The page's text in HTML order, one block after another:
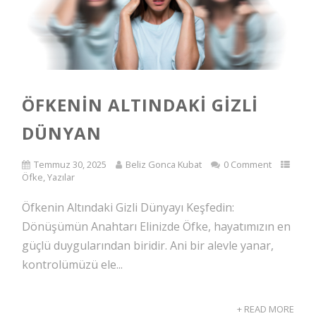
ÖFKENIN ALTINDAKI GIZLI
DÜNYAN
Temmuz 30, 2025 Beliz Gonca Kubat
0 Comment
Öfke,Yazılar
Öfkenin Altındaki Gizli Dünyayı Keşfedin:
Dönüşümün Anahtarı Elinizde Öfke, hayatımızın en
güçlü duygularından biridir. Ani bir alevle yanar,
kontrolümüzü ele...
+ READ MORE